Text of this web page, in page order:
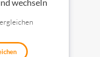
wechseln